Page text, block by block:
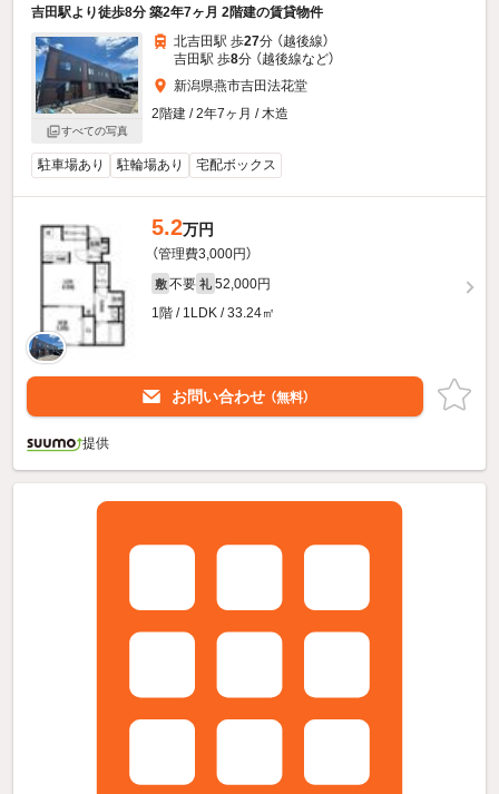
吉田駅より徒歩8分 築2年7ヶ月 2階建の賃貸物件
すべての写真
北吉田駅 歩27分 （越後線）
吉田駅 歩8分 （越後線など）
新潟県燕市吉田法花堂
2階建 / 2年7ヶ月 / 木造
駐車場あり 駐輪場あり 宅配ボックス
5.2万円
（管理費3,000円）
敷 不要 礼 52,000円
1階 / 1LDK / 33.24㎡
お問い合わせ （無料）
提供